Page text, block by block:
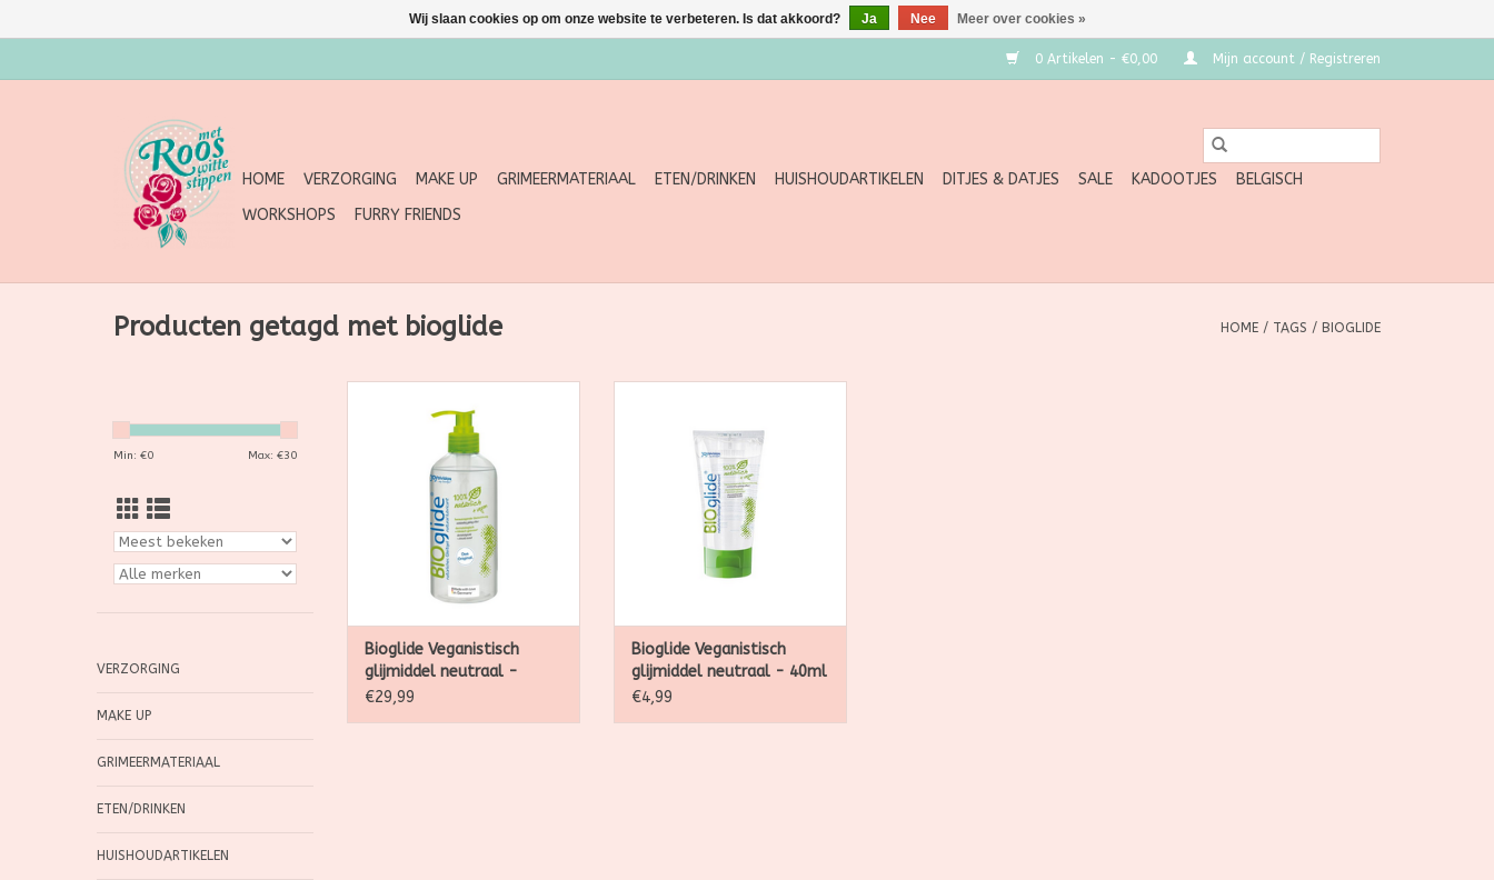
0 Artikelen - €0,00 Mijn account / Registreren
HOME VERZORGING MAKE UP GRIMEERMATERIAAL ETEN/DRINKEN HUISHOUDARTIKELEN DITJES & DATJES SALE KADOOTJES
BELGISCH
WORKSHOPS
FURRY FRIENDS
Producten getagd met bioglide HOME / TAGS / BIOGLIDE
Min: €0 Max: €30
VERZORGING
MAKE UP
GRIMEERMATERIAAL
ETEN/DRINKEN
HUISHOUDARTIKELEN
BIOglide Glijmiddel is een
extreem hoogwaardig
glijmiddel met optimale
eigenschappen voor prettig
vrijen.
TOEVOEGEN AAN WINKELWAGEN
Bioglide Veganistisch
glijmiddel neutraal -
500ml
€29,99
extreem hoogwaardig
glijmiddel met optimale
eigenschappen voor prettig
vrijen.
TOEVOEGEN AAN WINKELWAGEN
Bioglide Veganistisch
glijmiddel neutraal - 40ml
€4,99
Wij slaan cookies op om onze website te verbeteren. Is dat akkoord? Ja Nee Meer over cookies »